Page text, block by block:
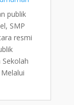
publik
SMP
resmi